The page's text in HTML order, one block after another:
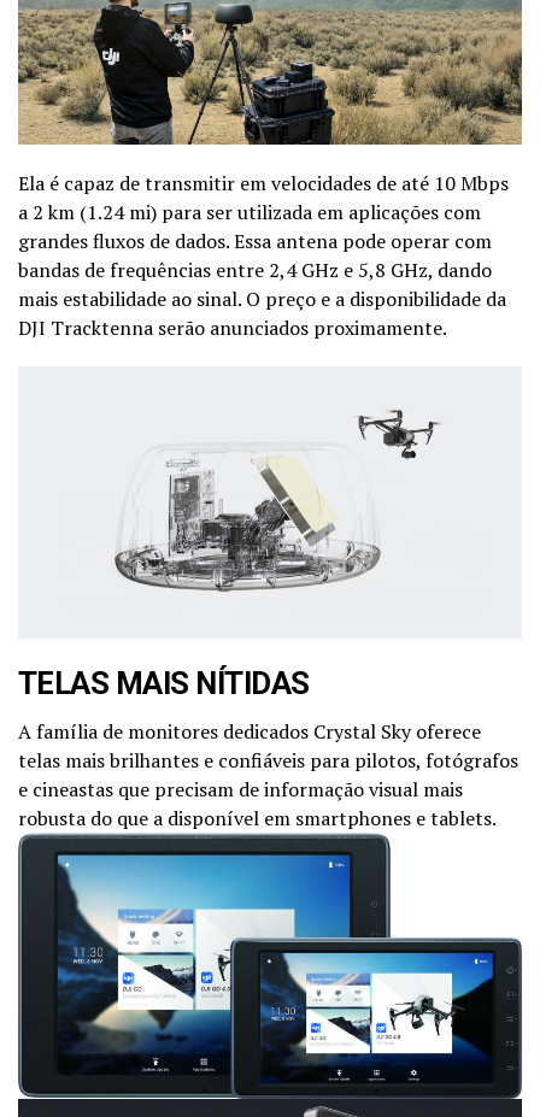
Ela é capaz de transmitir em velocidades de até 10 Mbps
a 2 km (1.24 mi) para ser utilizada em aplicações com
grandes fluxos de dados. Essa antena pode operar com
bandas de frequências entre 2,4 GHz e 5,8 GHz, dando
mais estabilidade ao sinal. O preço e a disponibilidade da
DJI Tracktenna serão anunciados proximamente.
TELAS MAIS NÍTIDAS
A família de monitores dedicados Crystal Sky oferece
telas mais brilhantes e confiáveis para pilotos, fotógrafos
e cineastas que precisam de informação visual mais
robusta do que a disponível em smartphones e tablets.